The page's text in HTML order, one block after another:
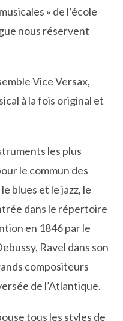
» de l’école
nous réservent
Vice Versax,
à la fois original et
les plus
le commun des
blues et le jazz, le
dans le répertoire
en 1846 par le
Ravel dans son
compositeurs
de l’Atlantique.
tous les styles de